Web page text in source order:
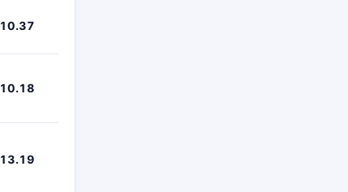
10.37
10.18
13.19